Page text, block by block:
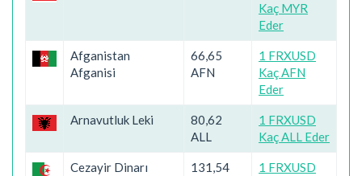
Kaç MYR
Eder
Afganistan
Afganisi
66,65
AFN
1 FRXUSD
Kaç AFN
Eder
Arnavutluk Leki
80,62
ALL
1 FRXUSD
Kaç ALL Eder
Cezayir Dinarı
131,54
1 FRXUSD